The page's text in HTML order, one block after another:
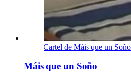
Cartel de Máis que un Soño
Máis que un Soño